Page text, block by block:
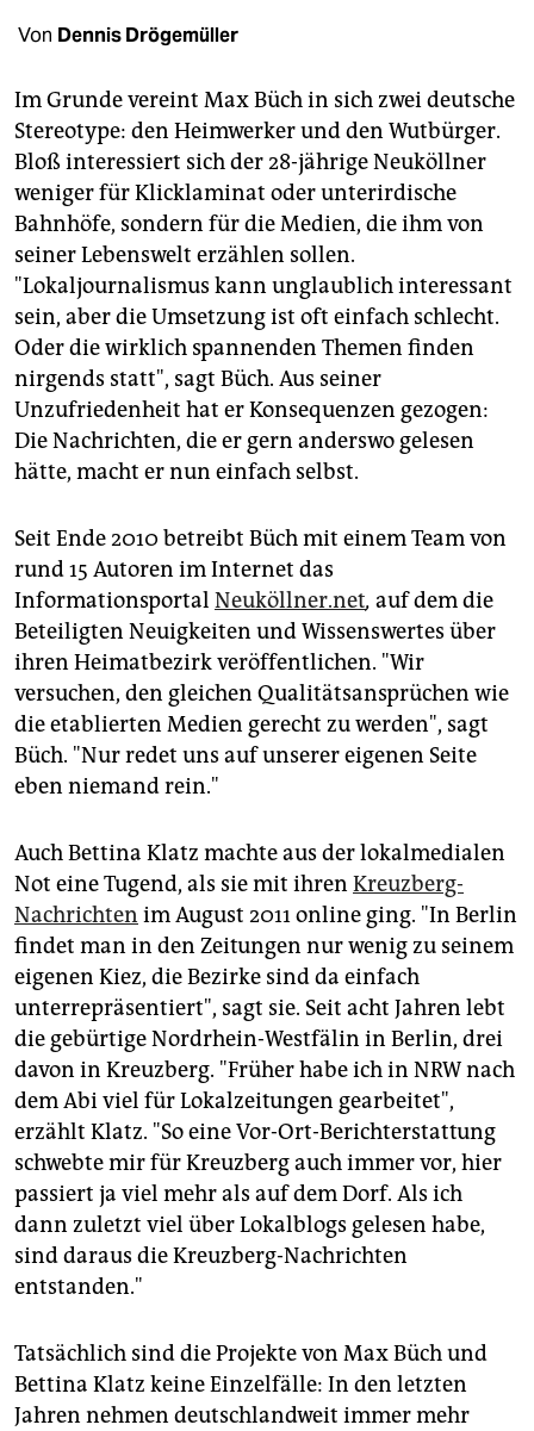
unterstützen
abo
genossenschaft
epaper login
Von Dennis Drögemüller
Im Grunde vereint Max Büch in sich zwei deutsche
Stereotype: den Heimwerker und den Wutbürger.
Bloß interessiert sich der 28-jährige Neuköllner
weniger für Klicklaminat oder unterirdische
Bahnhöfe, sondern für die Medien, die ihm von
seiner Lebenswelt erzählen sollen.
"Lokaljournalismus kann unglaublich interessant
sein, aber die Umsetzung ist oft einfach schlecht.
Oder die wirklich spannenden Themen finden
nirgends statt", sagt Büch. Aus seiner
Unzufriedenheit hat er Konsequenzen gezogen:
Die Nachrichten, die er gern anderswo gelesen
hätte, macht er nun einfach selbst.
Seit Ende 2010 betreibt Büch mit einem Team von
rund 15 Autoren im Internet das
Informationsportal Neuköllner.net, auf dem die
Beteiligten Neuigkeiten und Wissenswertes über
ihren Heimatbezirk veröffentlichen. "Wir
versuchen, den gleichen Qualitätsansprüchen wie
die etablierten Medien gerecht zu werden", sagt
Büch. "Nur redet uns auf unserer eigenen Seite
eben niemand rein."
Auch Bettina Klatz machte aus der lokalmedialen
Not eine Tugend, als sie mit ihren Kreuzberg-
Nachrichten im August 2011 online ging. "In Berlin
findet man in den Zeitungen nur wenig zu seinem
eigenen Kiez, die Bezirke sind da einfach
unterrepräsentiert", sagt sie. Seit acht Jahren lebt
die gebürtige Nordrhein-Westfälin in Berlin, drei
davon in Kreuzberg. "Früher habe ich in NRW nach
dem Abi viel für Lokalzeitungen gearbeitet",
erzählt Klatz. "So eine Vor-Ort-Berichterstattung
schwebte mir für Kreuzberg auch immer vor, hier
passiert ja viel mehr als auf dem Dorf. Als ich
dann zuletzt viel über Lokalblogs gelesen habe,
sind daraus die Kreuzberg-Nachrichten
entstanden."
Tatsächlich sind die Projekte von Max Büch und
Bettina Klatz keine Einzelfälle: In den letzten
Jahren nehmen deutschlandweit immer mehr